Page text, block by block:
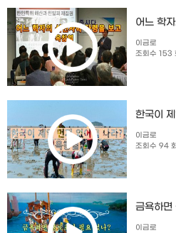
어느 학
이금로
조회수 153
한국이
이금로
조회수 94 회
금욕하면
이금로